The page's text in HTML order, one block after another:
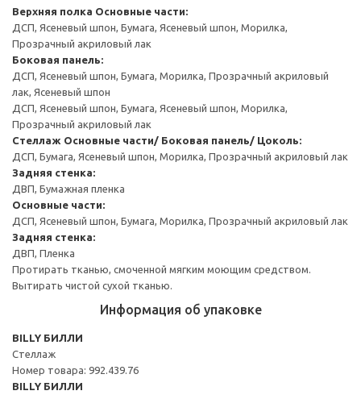
Верхняя полка Основные части:
ДСП, Ясеневый шпон, Бумага, Ясеневый шпон, Морилка,
Прозрачный акриловый лак
Боковая панель:
ДСП, Ясеневый шпон, Бумага, Морилка, Прозрачный акриловый
лак, Ясеневый шпон
ДСП, Ясеневый шпон, Бумага, Ясеневый шпон, Морилка,
Прозрачный акриловый лак
Стеллаж Основные части/ Боковая панель/ Цоколь:
ДСП, Бумага, Ясеневый шпон, Морилка, Прозрачный акриловый лак
Задняя стенка:
ДВП, Бумажная пленка
Основные части:
ДСП, Ясеневый шпон, Бумага, Морилка, Прозрачный акриловый лак
Задняя стенка:
ДВП, Пленка
Протирать тканью, смоченной мягким моющим средством.
Вытирать чистой сухой тканью.
Информация об упаковке
BILLY БИЛЛИ
Стеллаж
Номер товара: 992.439.76
BILLY БИЛЛИ